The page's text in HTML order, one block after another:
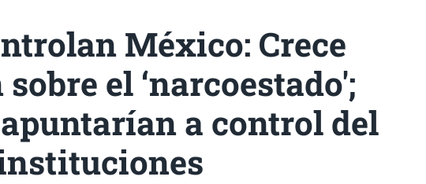
México: Crece
el ‘narcoestado';
a control del